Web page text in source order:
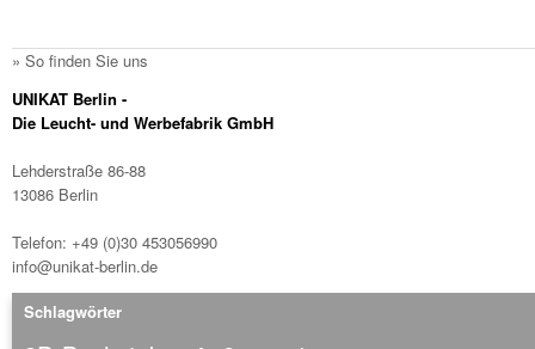
» So finden Sie uns
UNIKAT Berlin -
Die Leucht- und Werbefabrik GmbH
Lehderstraße 86-88
13086 Berlin
Telefon: +49 (0)30 453056990
info@unikat-berlin.de
Schlagwörter